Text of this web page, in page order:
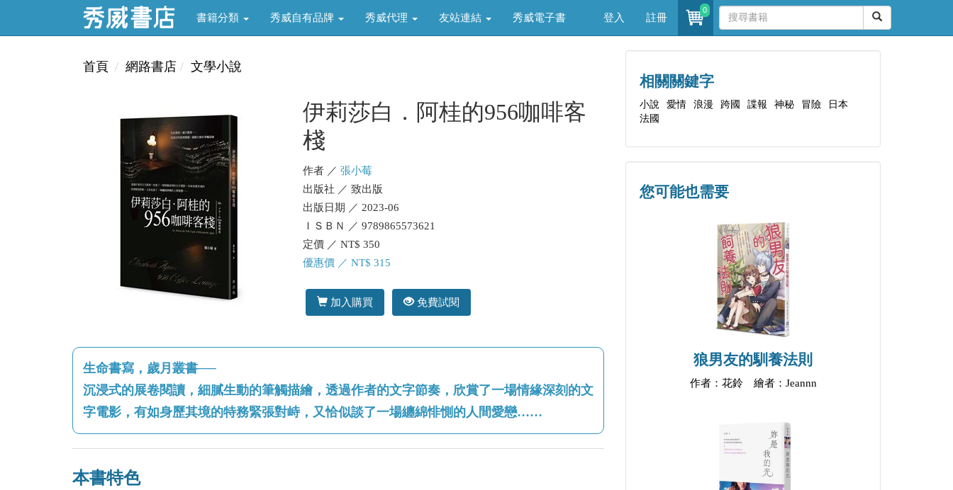
書籍分類 秀威自有品牌 秀威代理 友站連結 秀威電子書 登入 註冊
0
首頁 網路書店 文學小說
伊莉莎白．阿桂的956咖啡客
棧
作者 ／ 張小莓
出版社 ／ 致出版
出版日期 ／ 2023-06
ＩＳＢＮ ／ 9789865573621
定價 ／ NT$ 350
優惠價 ／ NT$ 315
加入購買 免費試閱
生命書寫，歲月叢書──
沉浸式的展卷閱讀，細膩生動的筆觸描繪，透過作者的文字節奏，欣賞了一場情緣深刻的文
字電影，有如身歷其境的特務緊張對峙，又恰似談了一場纏綿悱惻的人間愛戀……
本書特色
相關關鍵字
小說 愛情 浪漫 跨國 諜報 神秘 冒險
日本
法國
您可能也需要
狼男友的馴養法則
作者：花鈴 繪者：Jeannn